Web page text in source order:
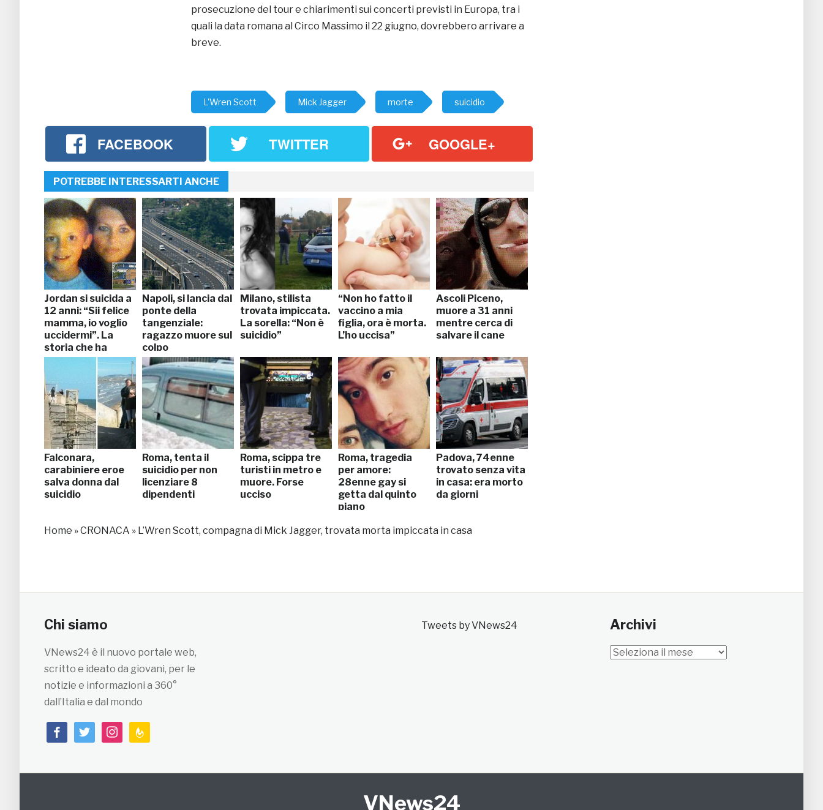
prosecuzione del tour e chiarimenti sui concerti previsti in Europa, tra i
quali la data romana al Circo Massimo il 22 giugno, dovrebbero arrivare a
breve.
L'Wren Scott Mick Jagger morte suicidio
FACEBOOK TWITTER GOOGLE+
POTREBBE INTERESSARTI ANCHE
Jordan si suicida a
12 anni: “Sii felice
mamma, io voglio
uccidermi”. La
storia che ha
commosso il
mondo
Napoli, si lancia dal
ponte della
tangenziale:
ragazzo muore sul
colpo
Milano, stilista
trovata impiccata.
La sorella: “Non è
suicidio”
“Non ho fatto il
vaccino a mia
figlia, ora è morta.
L’ho uccisa”
Ascoli Piceno,
muore a 31 anni
mentre cerca di
salvare il cane
Falconara,
carabiniere eroe
salva donna dal
suicidio
Roma, tenta il
suicidio per non
licenziare 8
dipendenti
Roma, scippa tre
turisti in metro e
muore. Forse
ucciso
Roma, tragedia
per amore:
28enne gay si
getta dal quinto
piano
Padova, 74enne
trovato senza vita
in casa: era morto
da giorni
Home »CRONACA » L’Wren Scott, compagna di Mick Jagger, trovata morta impiccata in casa
Chi siamo
VNews24 è il nuovo portale web,
scritto e ideato da giovani, per le
notizie e informazioni a 360°
dall’Italia e dal mondo
facebooktwitterinstagramfeedburner
Tweets by VNews24 Archivi
Archivi
VNews24